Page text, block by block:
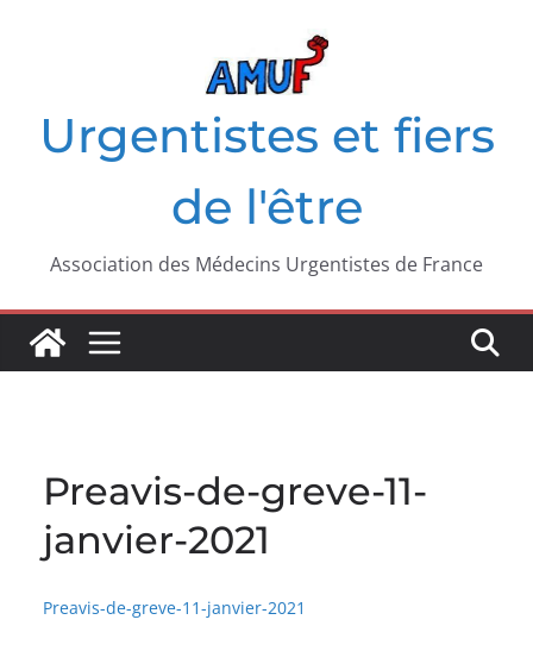
Urgentistes et fiers
de l'être
Association des Médecins Urgentistes de France
Preavis-de-greve-11-
janvier-2021
Preavis-de-greve-11-janvier-2021